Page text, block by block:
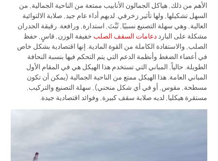
الأهم من ذلك, هياكل الجمالون الأنابيب ممتعة من الناحية الجمالية, من
السهل تشكيلها, ولها تأثير زخرفي. لديهم أداء عام جيد, صلابة الالتوائية
العالية, وهي سهلة التصنيع نسبيًا, ثَبَّتَ, استدارة, ورافعة. رقيقة الجدران
مشكلة على البارددعامات السقف الصلب خفيفة الوزن, قاسٍ, حفظ
الصلب, والاستفادة الكاملة من القوة المادية. إنها اقتصادية بشكل خاص
في أعضاء الضغط وأنظمة الدعم التي يتم التحكم فيها بنسبة النحافة
الطويلة. حالياً, المباني التي تستخدم هذا الهيكل هي في المقام الأول
المباني العامة. هذا الهيكل ممتع من الناحية الجمالية (يمكن أن تكون
مسطحة, مقوس, أو في أي شكل منحني), سهلة التصنيع والتركيب,
مستقرة هيكليا, لديه صلابة سقف كبيرة, وفوائد اقتصادية جيدة.